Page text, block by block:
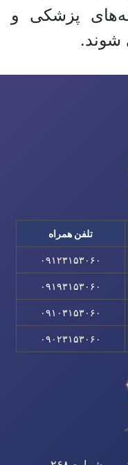
پزشکی‌ و
شوند.
تلفن همراه
۰۹۱۲۳۱۵۳۰۶۰
۰۹۱۹۳۱۵۳۰۶۰
۰۹۱۰۳۱۵۳۰۶۰
۰۹۰۲۳۱۵۳۰۶۰